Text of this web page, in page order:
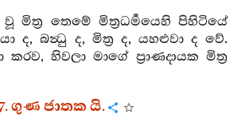
වූ මිත්‍ර තෙමේ මිත්‍රධර්‍මයෙහි පිහිටියේ
ද, බන්‍ධු ද, මිත්‍ර ද, යහළුවා ද වේ.
හිවලා මාගේ ප්‍රාණදායක මිත්‍ර
ගුණ ජාතක යි.